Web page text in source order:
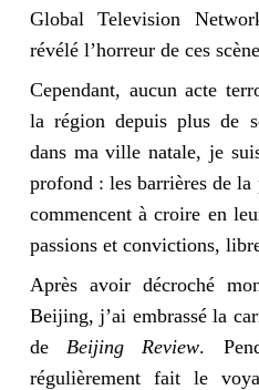
Global Television
révélé l’horreur de ces
Cependant, aucun acte
la région depuis plus de
dans ma ville natale, je
profond : les barrières de la
commencent à croire en
passions et convictions,
Après avoir décroché
Beijing, j’ai embrassé la
deBeijing Review.
régulièrement fait le